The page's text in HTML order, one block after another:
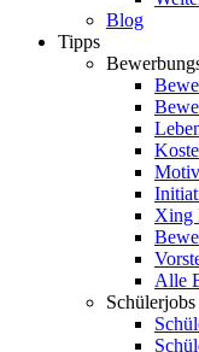
Blog
Tipps
Xing
Alle
Schülerjobs